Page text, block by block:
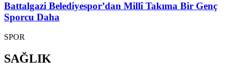
Battalgazi Belediyespor’dan Millî Takıma Bir Genç
Sporcu Daha
SPOR
SAĞLIK